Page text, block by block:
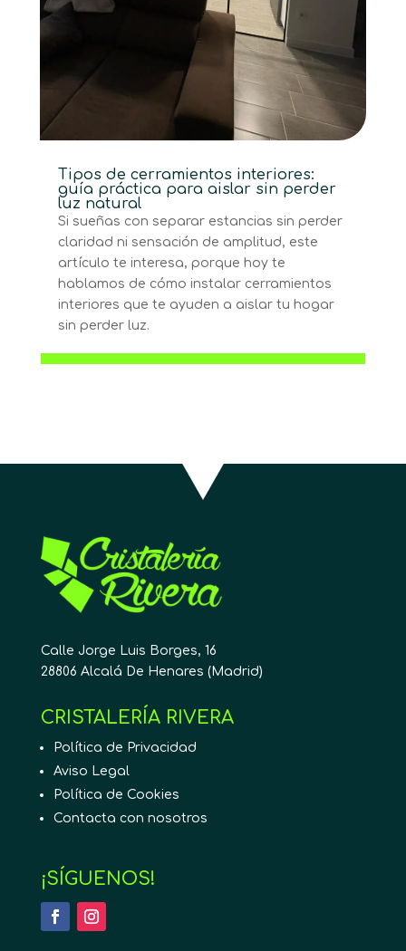
Tipos de cerramientos interiores:
guía práctica para aislar sin perder
luz natural
Si sueñas con separar estancias sin perder
claridad ni sensación de amplitud, este
artículo te interesa, porque hoy te
hablamos de cómo instalar cerramientos
interiores que te ayuden a aislar tu hogar
sin perder luz.
Calle Jorge Luis Borges, 16
28806 Alcalá De Henares (Madrid)
CRISTALERÍA RIVERA
Política de Privacidad
Aviso Legal
Política de Cookies
Contacta con nosotros
¡SÍGUENOS!